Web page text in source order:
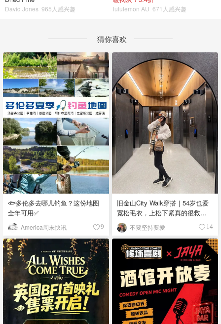
David Jones 965人感兴趣 lululemon AU 671人感兴趣
猜你喜欢
🐟多伦多去哪儿钓鱼？这份地图
全年可用✅
America周末快讯 9
旧金山City Walk穿搭｜54岁也爱
宽松毛衣，上松下紧真的很救比
例
不要坚持要爱 14